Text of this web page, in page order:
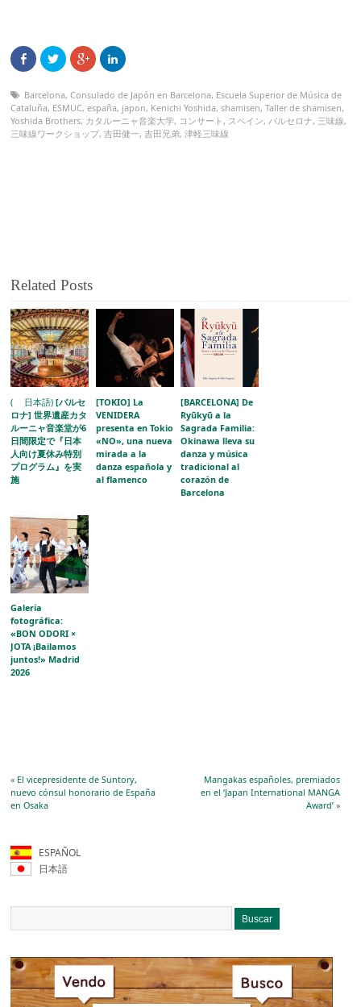
Barcelona,Consulado de Japón en Barcelona, Escuela Superior de Música de
Cataluña, ESMUC,españa, japon, Kenichi Yoshida,shamisen,Taller de shamisen,
Yoshida Brothers, カタルーニャ音楽大学, コンサート , スペイン, バルセロナ, 三味線,
三味線ワークショップ,吉田健一,吉田兄弟,津軽三味線
Related Posts
( 日本語)[バルセ
ロナ] 世界遺産カタ
ルーニャ音楽堂が6
日間限定で『日本
人向け夏休み特別
プログラム』を実
施
[TOKIO] La
VENIDERA
presenta en Tokio
«NO», una nueva
mirada a la
danza española y
al flamenco
[BARCELONA] De
Ryūkyū a la
Sagrada Familia:
Okinawa lleva su
danza y música
tradicional al
corazón de
Barcelona
Galería
fotográfica:
«BON ODORI ×
JOTA ¡Bailamos
juntos!» Madrid
2026
« El vicepresidente de Suntory,
nuevo cónsul honorario de España
en Osaka
Mangakas españoles, premiados
en el ‘Japan International MANGA
Award’»
ESPAÑOL
日本語